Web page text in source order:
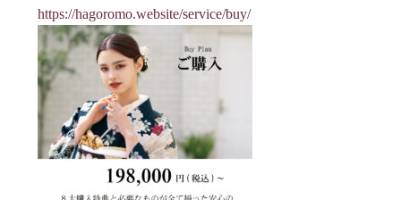
https://hagoromo.website/service/buy/